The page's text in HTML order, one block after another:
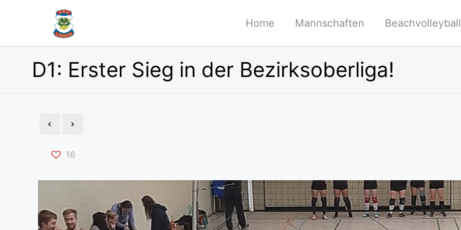
Home Mannschaften Beachvolleyball
D1: Erster Sieg in der Bezirksoberliga!
16